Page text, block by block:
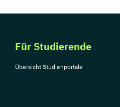
Für Studierende
Übersicht Studienportale